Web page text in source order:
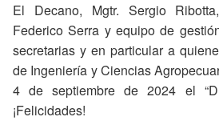
El Decano, Mgtr. Sergio
Federico Serra y equipo de
secretarias y en particular a
de Ingeniería y Ciencias
4 de septiembre de 2024 el
¡Felicidades!